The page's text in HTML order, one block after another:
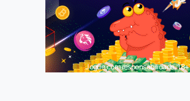
Jogue com responsabilidade. 18+